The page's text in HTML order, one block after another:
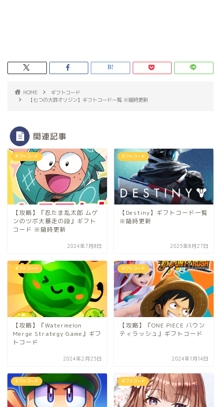
HOME
ギフトコード
【七つの大罪オリジン】ギフトコード一覧 ※随時更新
関連記事
ギフトコード
【攻略】『忍たま乱太郎 ムゲ
ンのツボ大暴走の段』ギフト
コード ※随時更新
2024年7月8日
ギフトコード
【Destiny】ギフトコード一覧
※随時更新
2025年8月27日
ギフトコード
【攻略】『Watermelon
Merge Strategy Game』ギフ
トコード
2024年2月25日
ギフトコード
【攻略】『ONE PIECE バウン
ティラッシュ』ギフトコード
2024年1月14日
ギフトコード ギフトコード